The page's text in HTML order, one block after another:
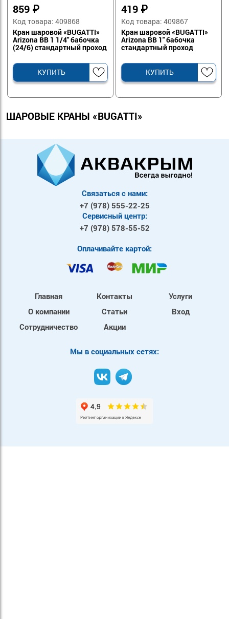
859 ₽
Код товара: 409868
Кран шаровой «BUGATTI»
Arizona ВВ 1 1/4" бабочка
(24/6) стандартный проход
КУПИТЬ
419 ₽
Код товара: 409867
Кран шаровой «BUGATTI»
Arizona ВВ 1" бабочка
стандартный проход
КУПИТЬ
ШАРОВЫЕ КРАНЫ «BUGATTI»
Связаться с нами:
+7 (978) 555-22-25
Сервисный центр:
+7 (978) 578-55-52
Оплачивайте картой:
Главная
О компании
Сотрудничество
Контакты
Статьи
Акции
Услуги
Вход
Mы в социальных сетях: